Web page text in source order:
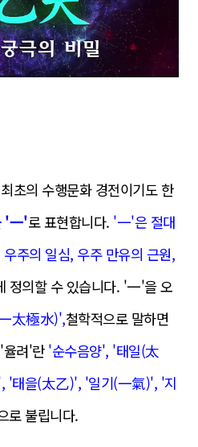
초의 수행문화 경전이기도 한
'一'로 표현합니다. '一'은 절대
주의 일심, 우주 만유의 근원,
정의할 수 있습니다. '一'을 오
太極水)',철학적으로 말하면
려'란'순수음양', '태일(太
'태을(太乙)', '일기(一氣)', '지
로 불립니다.